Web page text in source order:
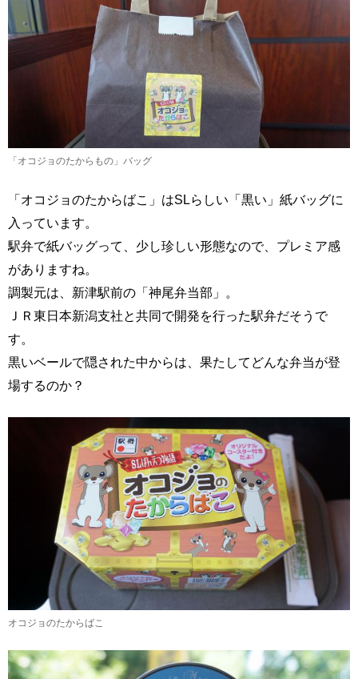
「オコジョのたからもの」バッグ
「オコジョのたからばこ」はSLらしい「黒い」紙バッグに
入っています。
駅弁で紙バッグって、少し珍しい形態なので、プレミア感
がありますね。
調製元は、新津駅前の「神尾弁当部」。
ＪＲ東日本新潟支社と共同で開発を行った駅弁だそうで
す。
黒いベールで隠された中からは、果たしてどんな弁当が登
場するのか？
オコジョのたからばこ